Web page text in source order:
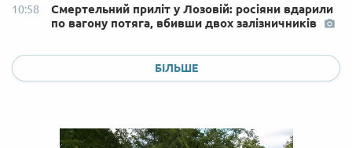
10:58
Смертельний приліт у Лозовій: росіяни вдарили
по вагону потяга, вбивши двох залізничників
БІЛЬШЕ